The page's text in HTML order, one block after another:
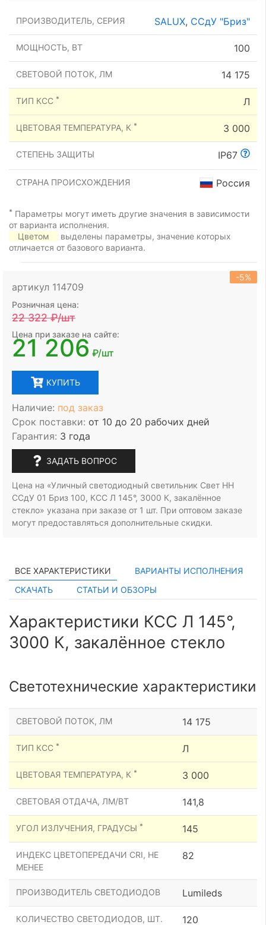
ПРОИЗВОДИТЕЛЬ, СЕРИЯ SALUX, ССдУ "Бриз"
МОЩНОСТЬ, ВТ 100
СВЕТОВОЙ ПОТОК, ЛМ 14 175
ТИП КСС * Л
ЦВЕТОВАЯ ТЕМПЕРАТУРА, К * 3 000
СТЕПЕНЬ ЗАЩИТЫ IP67
СТРАНА ПРОИСХОЖДЕНИЯ Россия
* Параметры могут иметь другие значения в зависимости
от варианта исполнения.
Цветом
выделены параметры, значение которых
отличается от базового варианта.
артикул 114709
-5%
Розничная цена:
22 322₽/шт
Цена при заказе на сайте:
21 206 ₽/шт
КУПИТЬ
Наличие: под заказ
Срок поставки: от 10 до 20 рабочих дней
Гарантия: 3 года
ЗАДАТЬ ВОПРОС
Цена на «Уличный светодиодный светильник Свет НН
ССдУ 01 Бриз 100, КСС Л 145°, 3000 К, закалённое
стекло» указана при заказе от 1 шт. При оптовом заказе
могут предоставляться дополнительные скидки.
ВСЕ ХАРАКТЕРИСТИКИ
ВАРИАНТЫ ИСПОЛНЕНИЯ
СКАЧАТЬ
СТАТЬИ И ОБЗОРЫ
Характеристики КСС Л 145°,
3000 К, закалённое стекло
Светотехнические характеристики
СВЕТОВОЙ ПОТОК, ЛМ 14 175
ТИП КСС * Л
ЦВЕТОВАЯ ТЕМПЕРАТУРА, К * 3 000
СВЕТОВАЯ ОТДАЧА, ЛМ/ВТ 141,8
УГОЛ ИЗЛУЧЕНИЯ, ГРАДУСЫ * 145
ИНДЕКС ЦВЕТОПЕРЕДАЧИ CRI, НЕ
МЕНЕЕ
82
ПРОИЗВОДИТЕЛЬ СВЕТОДИОДОВ Lumileds
КОЛИЧЕСТВО СВЕТОДИОДОВ, ШТ. 120